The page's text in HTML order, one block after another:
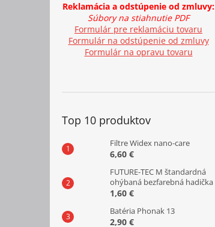
Reklamácia a odstúpenie od zmluvy:
Súbory na stiahnutie PDF
Formulár pre reklamáciu tovaru
Formulár na odstúpenie od zmluvy
Formulár na opravu tovaru
Top 10 produktov
Filtre Widex nano-care
6,60 €
FUTURE-TEC M štandardná
ohýbaná bezfarebná hadička
1,60 €
Batéria Phonak 13
2,90 €